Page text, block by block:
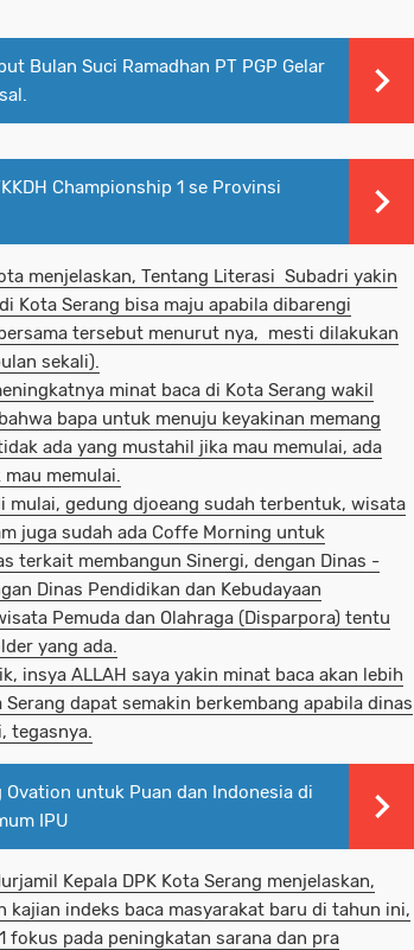
Bulan Suci Ramadhan PT PGP Gelar
Championship 1 se Provinsi
menjelaskan, Tentang Literasi Subadri yakin
Kota Serang bisa maju apabila dibarengi
tersebut menurut nya, mesti dilakukan
sekali).
minat baca di Kota Serang wakil
bapa untuk menuju keyakinan memang
ada yang mustahil jika mau memulai, ada
memulai.
mulai, gedung djoeang sudah terbentuk, wisata
juga sudah ada Coffe Morning untuk
terkait membangun Sinergi, dengan Dinas -
Dinas Pendidikan dan Kebudayaan
Pemuda dan Olahraga (Disparpora) tentu
yang ada.
insya ALLAH saya yakin minat baca akan lebih
dapat semakin berkembang apabila dinas
tegasnya.
Ovation untuk Puan dan Indonesia di
IPU
Kepala DPK Kota Serang menjelaskan,
kajian indeks baca masyarakat baru di tahun ini,
fokus pada peningkatan sarana dan pra